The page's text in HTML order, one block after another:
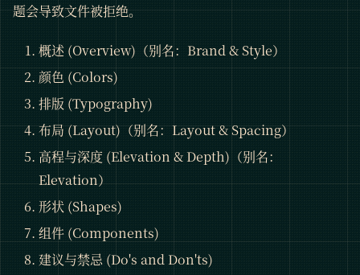
题会导致文件被拒绝。
概述 (Overview)（别名：Brand & Style）
颜色 (Colors)
排版 (Typography)
布局 (Layout)（别名：Layout & Spacing）
高程与深度 (Elevation & Depth)（别名：
Elevation）
形状 (Shapes)
组件 (Components)
建议与禁忌 (Do's and Don'ts)